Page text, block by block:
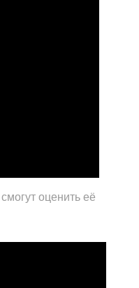
оценить её